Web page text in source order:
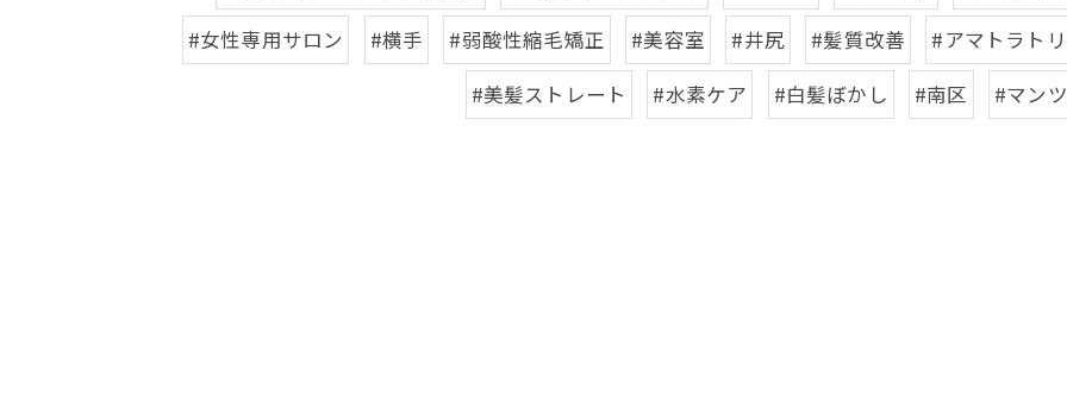
#女性専用サロン
#横手 #弱酸性縮毛矯正 #美容室 #井尻 #髪質改善 #アマトラト
#美髪ストレート
#水素ケア #白髪ぼかし #南区 #マン